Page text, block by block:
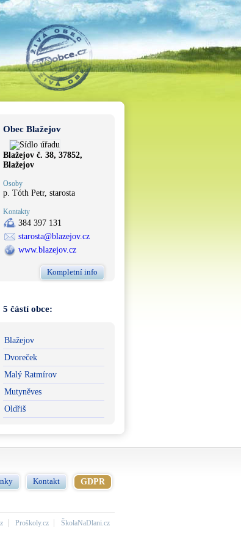
Obec Blažejov
Blažejov č. 38, 37852,
Blažejov
Osoby
p. Tóth Petr, starosta
Kontakty
384 397 131
starosta@blazejov.cz
www.blazejov.cz
Kompletní info
5 částí obce:
Blažejov
Dvoreček
Malý Ratmírov
Mutyněves
Oldřiš
Kontakt GDPR
Proškoly.cz ŠkolaNaDlani.cz